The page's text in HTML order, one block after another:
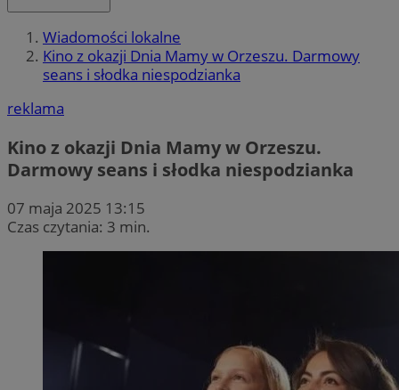
Wiadomości lokalne
Kino z okazji Dnia Mamy w Orzeszu. Darmowy
seans i słodka niespodzianka
reklama
Kino z okazji Dnia Mamy w Orzeszu.
Darmowy seans i słodka niespodzianka
07 maja 2025 13:15
Czas czytania: 3 min.